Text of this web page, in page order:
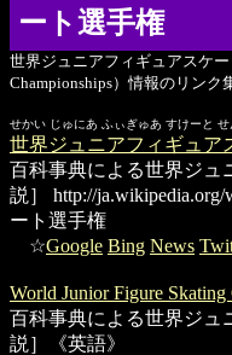
ート選手権
世界ジュニアフィギュアスケ
Championships）情報のリンク
せかい じゅにあ ふぃぎゅあ すけーと
世界ジュニアフィギュア
百科事典による世界ジュ
説］
http://
ート選手権
☆Google Bing News
World Junior Figure
百科事典による世界ジュ
説］《英語》